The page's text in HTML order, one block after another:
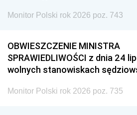
Monitor Polski rok 2026 poz. 743
OBWIESZCZENIE MINISTRA
SPRAWIEDLIWOŚCI z dnia 24
wolnych stanowiskach
Monitor Polski rok 2026 poz. 735